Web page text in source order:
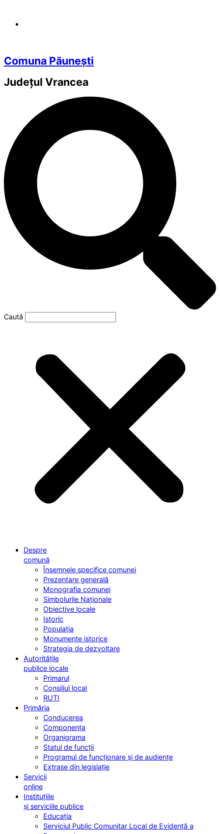
Comuna Păunești
Județul Vrancea
Caută
Despre
comună
Însemnele specifice comunei
Prezentare generală
Monografia comunei
Simbolurile Naționale
Obiective locale
Istoric
Populația
Monumente istorice
Strategia de dezvoltare
Autoritățile
publice locale
Primarul
Consiliul local
RUTI
Primăria
Conducerea
Componența
Organigrama
Statul de funcții
Programul de funcționare și de audiențe
Extrase din legislație
Servicii
online
Instituțiile
și serviciile publice
Educația
Serviciul Public Comunitar Local de Evidență a